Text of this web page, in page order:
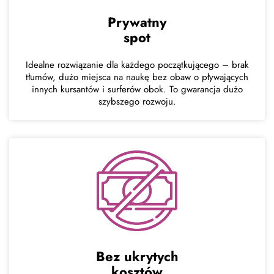
Prywatny
spot
Idealne rozwiązanie dla każdego początkującego – brak
tłumów, dużo miejsca na naukę bez obaw o pływających
innych kursantów i surferów obok. To gwarancja dużo
szybszego rozwoju.
Bez ukrytych